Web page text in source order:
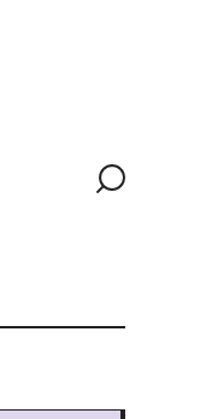
Siirry